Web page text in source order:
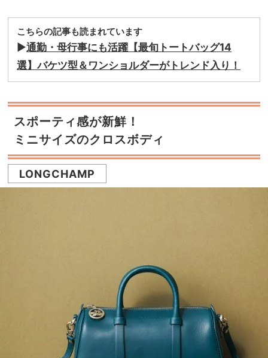
こちらの記事も読まれています
▶︎通勤・母行事にも活躍【最旬トートバッグ14
選】バケツ型＆ワンショルダーがトレンド入り！
スポーティ感が新鮮！
ミニサイズのクロスボディ
LONGCHAMP